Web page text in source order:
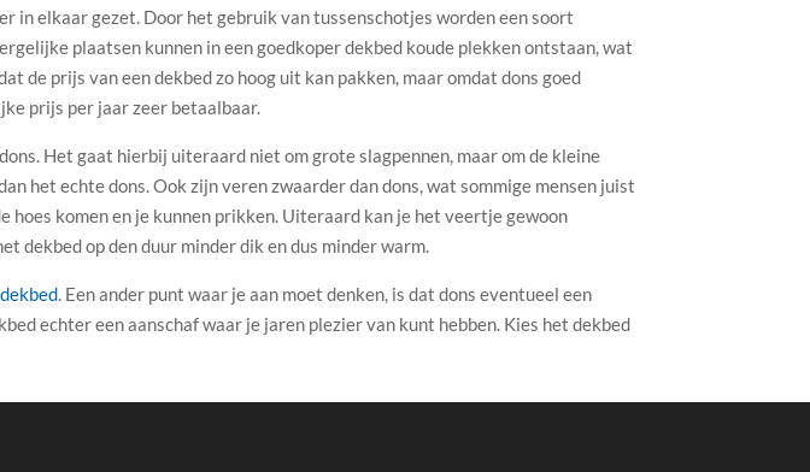
in elkaar gezet. Door het gebruik van tussenschotjes worden een soort
plaatsen kunnen in een goedkoper dekbed koude plekken ontstaan, wat
de prijs van een dekbed zo hoog uit kan pakken, maar omdat dons goed
prijs per jaar zeer betaalbaar.
Het gaat hierbij uiteraard niet om grote slagpennen, maar om de kleine
het echte dons. Ook zijn veren zwaarder dan dons, wat sommige mensen juist
hoes komen en je kunnen prikken. Uiteraard kan je het veertje gewoon
dekbed op den duur minder dik en dus minder warm.
. Een ander punt waar je aan moet denken, is dat dons eventueel een
echter een aanschaf waar je jaren plezier van kunt hebben. Kies het dekbed